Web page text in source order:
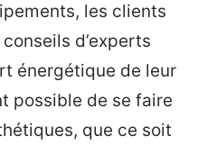
les clients
d’experts
énergétique de leur
possible de se faire
que ce soit